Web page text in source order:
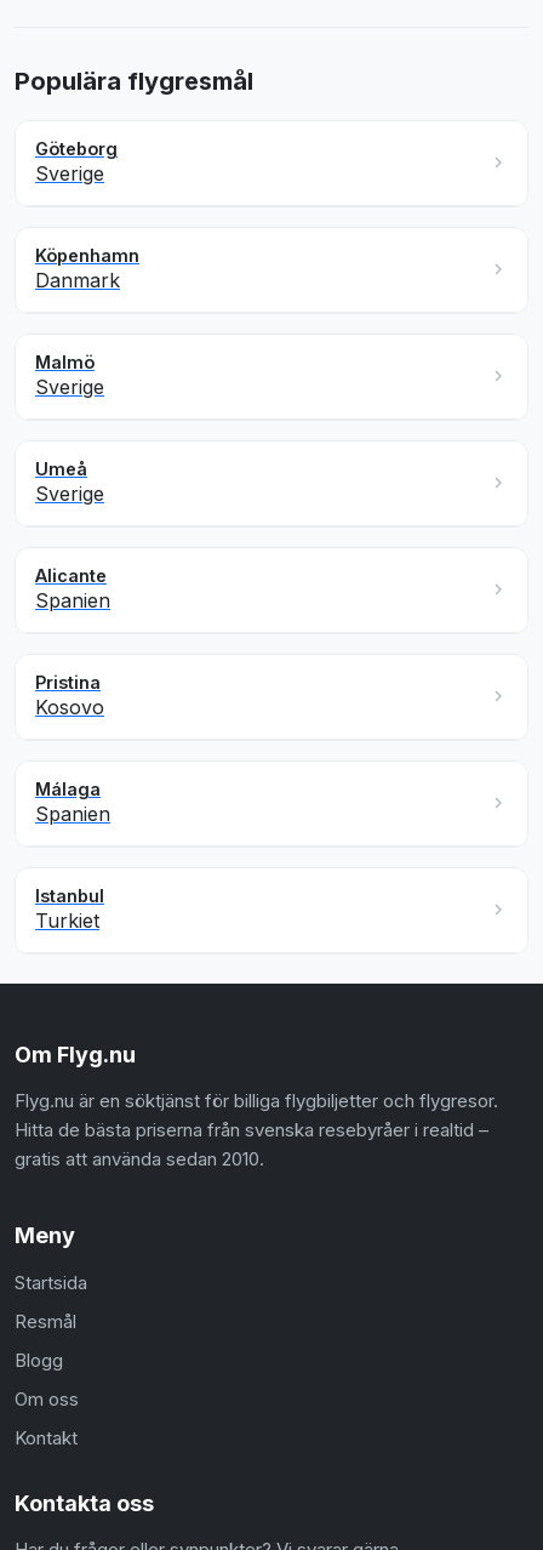
Populära flygresmål
Göteborg
Sverige
Köpenhamn
Danmark
Malmö
Sverige
Umeå
Sverige
Alicante
Spanien
Pristina
Kosovo
Málaga
Spanien
Istanbul
Turkiet
Om Flyg.nu
Flyg.nu är en söktjänst för billiga flygbiljetter och flygresor.
Hitta de bästa priserna från svenska resebyråer i realtid –
gratis att använda sedan 2010.
Meny
Startsida
Resmål
Blogg
Om oss
Kontakt
Kontakta oss